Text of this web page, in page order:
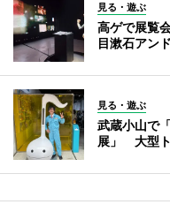
見る・遊ぶ
高ゲで展覧
目漱石アン
見る・遊ぶ
武蔵小山で
展」 大型